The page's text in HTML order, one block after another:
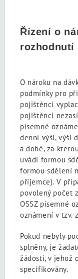
Řízení o
rozhodnutí
O nároku na
podmínky pro
pojištěnci
pojištěnci
písemné
denní výši, výši
a době, za
uvádí formou
formou sdělení
příjemce). V
povolený počet
OSSZ písemné
oznámení v tzv.
Pokud nebyly
splněny, je
žádosti, v jehož
specifikovány.